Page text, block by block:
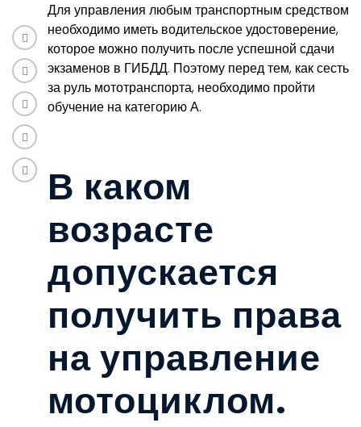
Для управления любым транспортным средством
необходимо иметь водительское удостоверение,
которое можно получить после успешной сдачи
экзаменов в ГИБДД. Поэтому перед тем, как сесть
за руль мототранспорта, необходимо пройти
обучение на категорию А.
В каком
возрасте
допускается
получить права
на управление
мотоциклом.